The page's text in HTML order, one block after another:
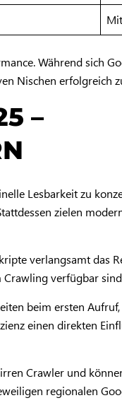
Während sich
Nischen erfolgreich
–
Lesbarkeit zu
zielen
verlangsamt das
Crawling verfügbar
beim ersten
einen direkten
Crawler und
regionalen